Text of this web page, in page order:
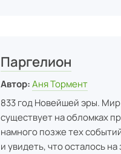
Паргелион
Автор: Аня Тормент
833 год Новейшей эры.
существует на обломках
намного позже тех
и увидеть, что осталось